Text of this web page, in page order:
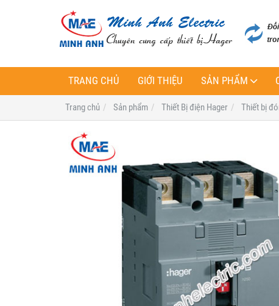
TRANG CHỦ GIỚI THIỆU SẢN PHẨM
Trang chủ Sản phẩm Thiết Bị điện Hager Thiết bị